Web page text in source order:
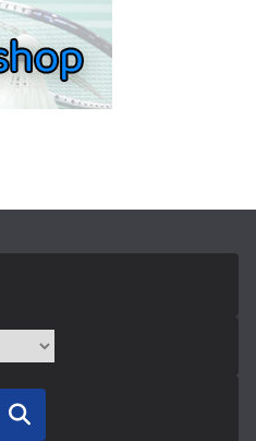
Zoeken